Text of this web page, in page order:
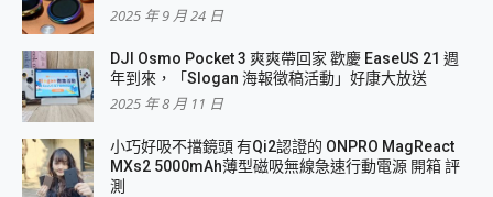
2025 年 9 月 24 日
DJI Osmo Pocket 3 爽爽帶回家 歡慶 EaseUS 21 週
年到來，「Slogan 海報徵稿活動」好康大放送
2025 年 8 月 11 日
小巧好吸不擋鏡頭 有Qi2認證的 ONPRO MagReact
MXs2 5000mAh薄型磁吸無線急速行動電源 開箱 評
測